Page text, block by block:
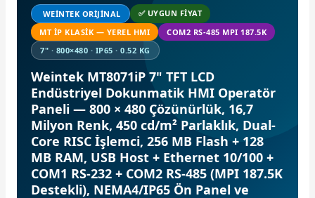
SIMOTION Hareket Kontrol Üniteleri
SIRIUS SAFETY
WinCC Unified Runtime Yazılımları
WEINTEK ORIJINAL
✅ UYGUN FIYAT
MT IP KLASIK — YEREL HMI
COM2 RS-485 MPI 187.5K
7" · 800×480 · IP65 · 0.52 KG
Weintek MT8071iP 7" TFT LCD
Endüstriyel Dokunmatik HMI Operatör
Paneli — 800 × 480 Çözünürlük, 16,7
Milyon Renk, 450 cd/m² Parlaklık, Dual-
Core RISC İşlemci, 256 MB Flash + 128
MB RAM, USB Host + Ethernet 10/100 +
COM1 RS-232 + COM2 RS-485 (MPI 187.5K
Destekli), NEMA4/IP65 Ön Panel ve